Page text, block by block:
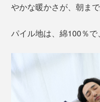
やかな暖かさが、朝まで
パイル地は、綿100％で